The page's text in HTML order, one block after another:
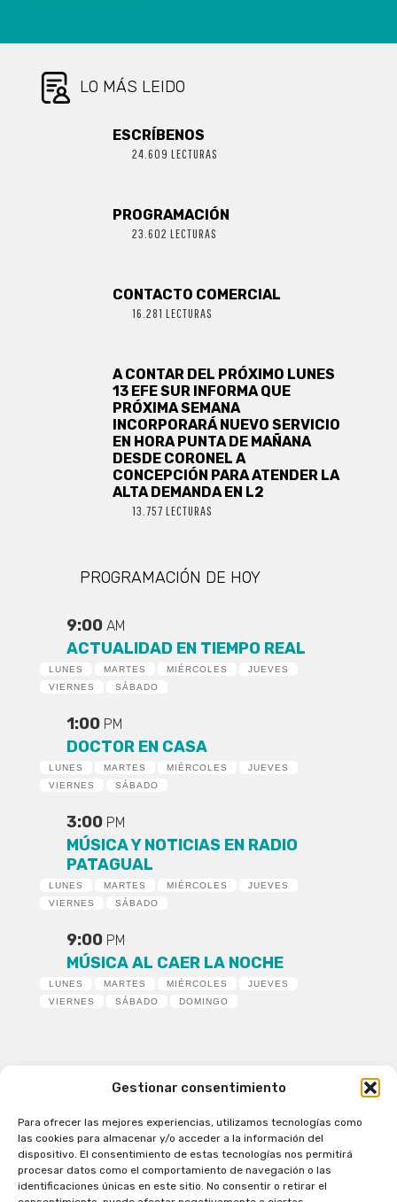
Gestionar consentimiento
Para ofrecer las mejores experiencias, utilizamos tecnologías como
las cookies para almacenar y/o acceder a la información del
dispositivo. El consentimiento de estas tecnologías nos permitirá
procesar datos como el comportamiento de navegación o las
identificaciones únicas en este sitio. No consentir o retirar el
LO MÁS LEIDO
ESCRÍBENOS
24.609 LECTURAS
PROGRAMACIÓN
23.602 LECTURAS
CONTACTO COMERCIAL
16.281 LECTURAS
A CONTAR DEL PRÓXIMO LUNES
13 EFE SUR INFORMA QUE
PRÓXIMA SEMANA
INCORPORARÁ NUEVO SERVICIO
EN HORA PUNTA DE MAÑANA
DESDE CORONEL A
CONCEPCIÓN PARA ATENDER LA
ALTA DEMANDA EN L2
13.757 LECTURAS
PROGRAMACIÓN DE HOY
9:00 AM
ACTUALIDAD EN TIEMPO REAL
LUNES MARTES MIÉRCOLES
JUEVES
VIERNES
SÁBADO
1:00 PM
DOCTOR EN CASA
LUNES MARTES MIÉRCOLES
JUEVES
VIERNES
SÁBADO
3:00 PM
MÚSICA Y NOTICIAS EN RADIO
PATAGUAL
LUNES MARTES MIÉRCOLES
JUEVES
VIERNES
SÁBADO
9:00 PM
MÚSICA AL CAER LA NOCHE
LUNES MARTES MIÉRCOLES
JUEVES
VIERNES
SÁBADO DOMINGO
Patagual Radio Digital 2026 - Todos los derechos
reservados
la Radio de Verdad